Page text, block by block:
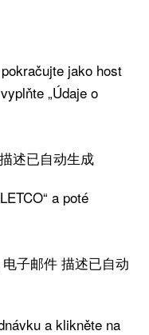
jako host
„Údaje o
a poté
a klikněte na